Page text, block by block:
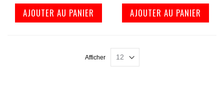
AJOUTER AU PANIER AJOUTER AU PANIER
Afficher